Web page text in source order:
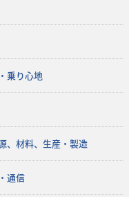
乗り心地
、材料、生産・製造
・通信